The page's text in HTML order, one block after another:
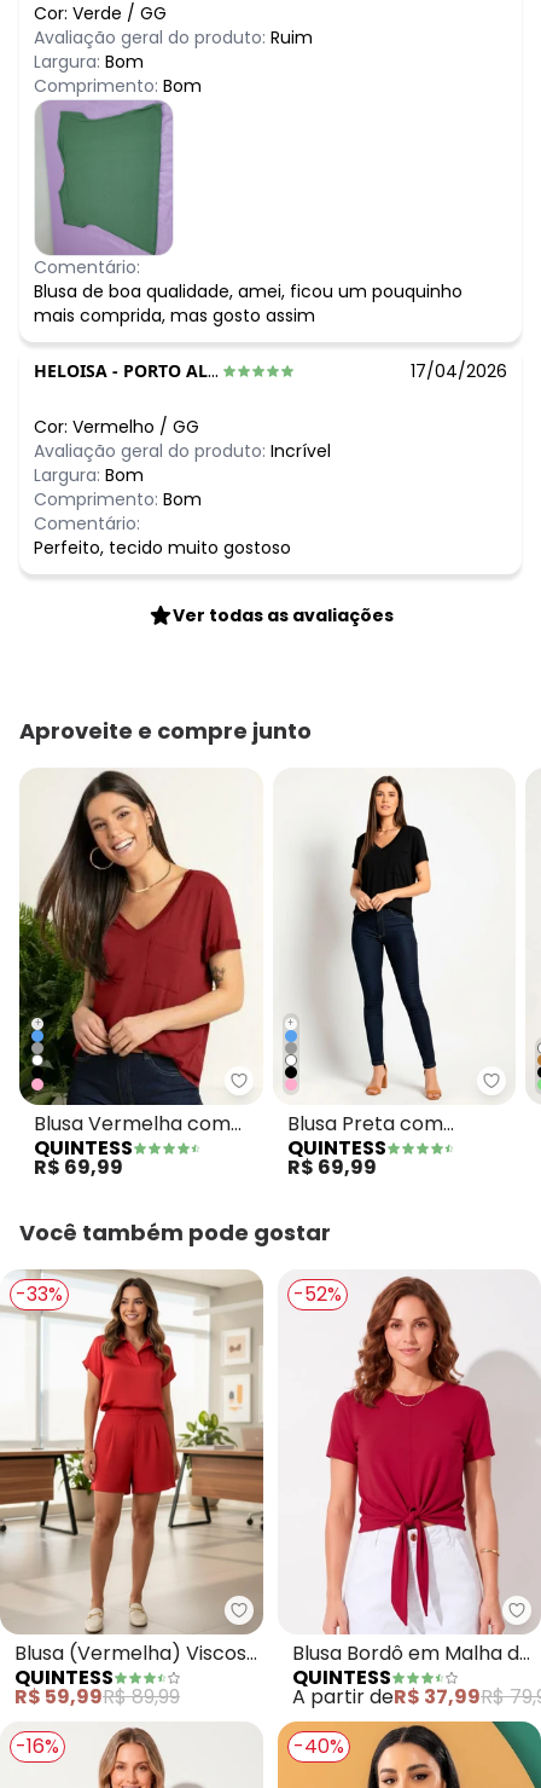
Cor: Verde / GG
Avaliação geral do produto: Ruim
Largura: Bom
Comprimento: Bom
Comentário:
Blusa de boa qualidade, amei, ficou um pouquinho
mais comprida, mas gosto assim
HELOISA - PORTO ALEGRE - RS 17/04/2026
Cor: Vermelho / GG
Avaliação geral do produto: Incrível
Largura: Bom
Comprimento: Bom
Comentário:
Perfeito, tecido muito gostoso
Ver todas as avaliações
Aproveite e compre junto
+
Quintess - Blusa Vermelha
Blusa Vermelha com
Decote V e Bolso
Frontal
QUINTESS
R$ 69,99
+
Blusa Preta com
Decote V e Bolso
Frontal
QUINTESS
R$ 69,99
Você também pode gostar
-33%
Quintess - Blusa (Vermelha)
Blusa (Vermelha) Viscose
Plana
QUINTESS
R$ 59,99R$ 89,99
-52%
Blusa Bordô em Malha de
Viscose com Nó Frontal e
Manga Curta
QUINTESS
A partir deR$ 37,99R$
-16%
-40%